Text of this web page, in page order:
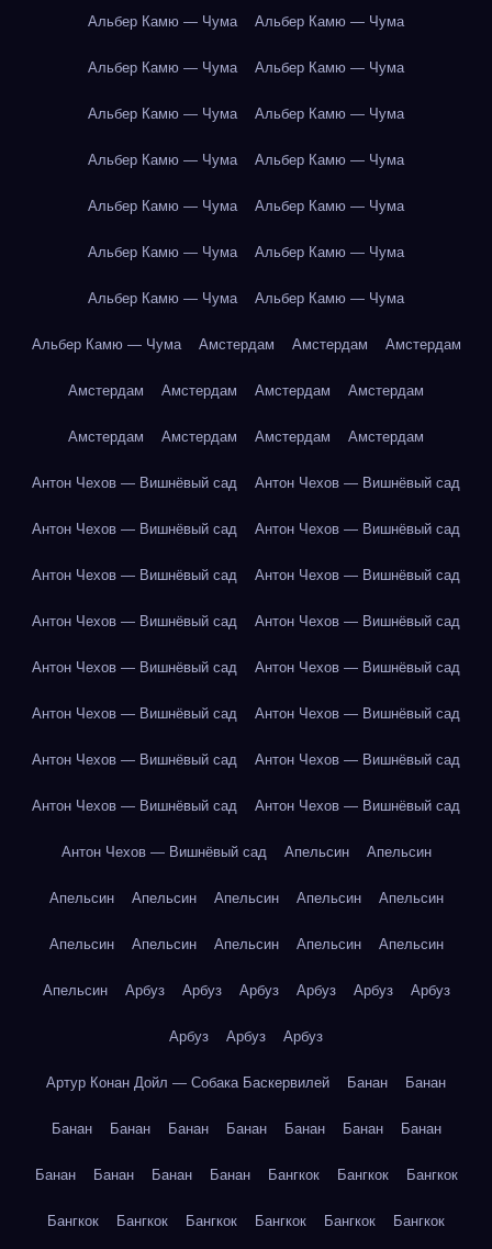
Альбер Камю — Чума Альбер Камю — Чума
Альбер Камю — Чума Альбер Камю — Чума
Альбер Камю — Чума Альбер Камю — Чума
Альбер Камю — Чума Альбер Камю — Чума
Альбер Камю — Чума Альбер Камю — Чума
Альбер Камю — Чума Альбер Камю — Чума
Альбер Камю — Чума Альбер Камю — Чума
Альбер Камю — Чума Амстердам Амстердам Амстердам
Амстердам Амстердам Амстердам Амстердам
Амстердам Амстердам Амстердам Амстердам
Антон Чехов — Вишнёвый сад Антон Чехов — Вишнёвый сад
Антон Чехов — Вишнёвый сад Антон Чехов — Вишнёвый сад
Антон Чехов — Вишнёвый сад Антон Чехов — Вишнёвый сад
Антон Чехов — Вишнёвый сад Антон Чехов — Вишнёвый сад
Антон Чехов — Вишнёвый сад Антон Чехов — Вишнёвый сад
Антон Чехов — Вишнёвый сад Антон Чехов — Вишнёвый сад
Антон Чехов — Вишнёвый сад Антон Чехов — Вишнёвый сад
Антон Чехов — Вишнёвый сад Антон Чехов — Вишнёвый сад
Антон Чехов — Вишнёвый сад Апельсин Апельсин
Апельсин Апельсин Апельсин Апельсин Апельсин
Апельсин Апельсин Апельсин Апельсин Апельсин
Апельсин Арбуз Арбуз Арбуз Арбуз Арбуз Арбуз
Арбуз Арбуз Арбуз
Артур Конан Дойл — Собака Баскервилей Банан Банан
Банан Банан Банан Банан Банан Банан Банан
Банан Банан Банан Банан Бангкок Бангкок Бангкок
Бангкок Бангкок Бангкок Бангкок Бангкок Бангкок